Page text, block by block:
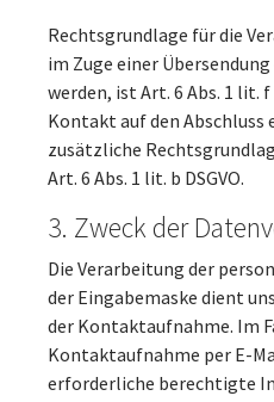
Rechtsgrundlage für die
im Zuge einer
werden, ist Art. 6 Abs. 1 lit.
Kontakt auf den Abschluss
zusätzliche
Art. 6 Abs. 1 lit. b DSGVO.
3. Zweck der
Die Verarbeitung der
der Eingabemaske dient
der Kontaktaufnahme. Im
Kontaktaufnahme per E-
erforderliche berechtigte